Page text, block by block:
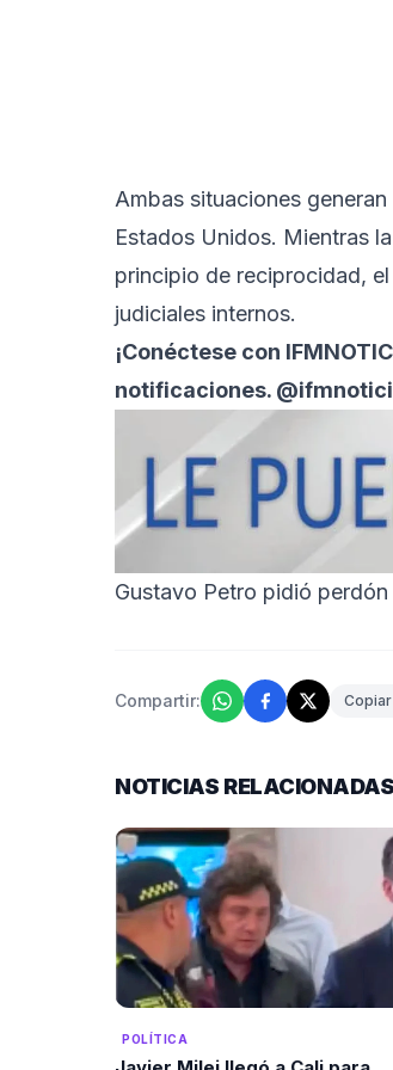
Ambas situaciones
Estados Unidos. Mientras
principio de reciprocidad,
judiciales internos.
¡Conéctese con
notificaciones.
Gustavo Petro pidió
Compartir:
NOTICIAS RELACIONADAS
POLÍTICA